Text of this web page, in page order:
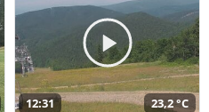
12:31 23,2 °C